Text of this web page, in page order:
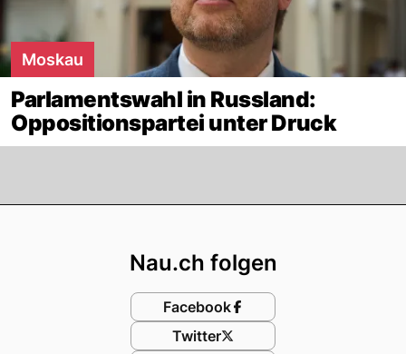
Moskau
Parlamentswahl in Russland:
Oppositionspartei unter Druck
Nau.ch folgen
Facebook
Twitter